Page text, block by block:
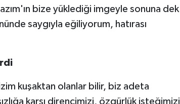
bize yüklediği imgeyle sonuna dek
saygıyla eğiliyorum, hatırası
kuşaktan olanlar bilir, biz adeta
karşı direncimizi, özgürlük isteğimizi